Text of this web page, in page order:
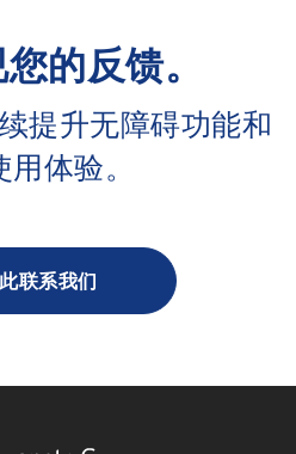
的反馈。
提升无障碍功能和
体验。
联系我们